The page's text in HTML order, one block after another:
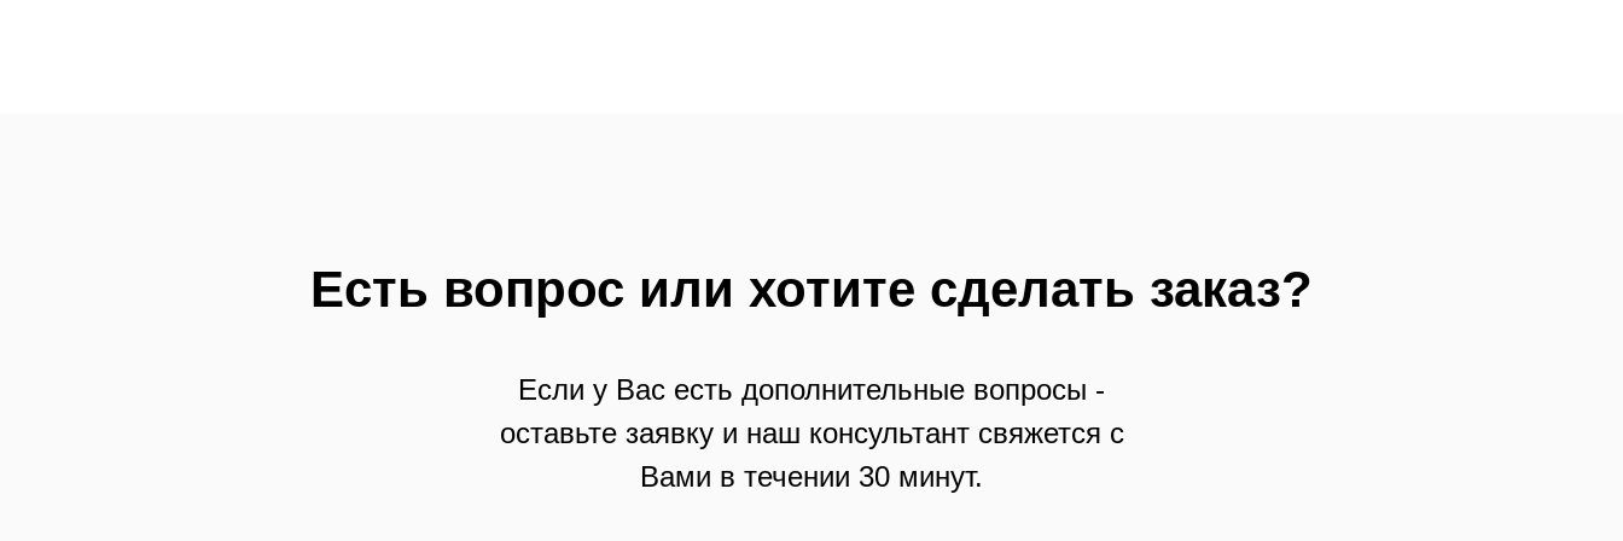
Есть вопрос или хотите сделать заказ?
Если у Вас есть дополнительные вопросы -
оставьте заявку и наш консультант свяжется с
Вами в течении 30 минут.